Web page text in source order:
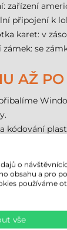
zařízení
připojení k
karet: v
zámek: se
AŽ PO
kódování
můžeme
je
o
obsahu a pro
používáme
vše